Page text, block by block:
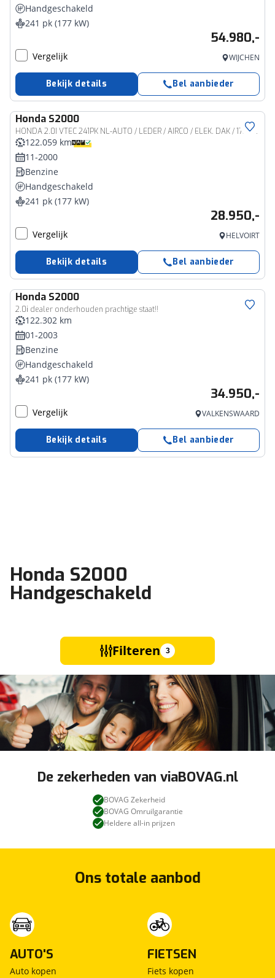
Handgeschakeld
241 pk (177 kW)
54.980,-
Vergelijk WIJCHEN
Bekijk details Bel aanbieder
Honda S2000
HONDA 2.0I VTEC 241PK NL-AUTO / LEDER / AIRCO / ELEK. DAK / 17&#39;&#39; LM-VELGEN / ELEK. RAMEN / METALLIC
122.059 km
11-2000
Benzine
Handgeschakeld
241 pk (177 kW)
28.950,-
Vergelijk HELVOIRT
Bekijk details Bel aanbieder
Honda S2000
2.0i dealer onderhouden prachtige staat!!
122.302 km
01-2003
Benzine
Handgeschakeld
241 pk (177 kW)
34.950,-
Vergelijk VALKENSWAARD
Bekijk details Bel aanbieder
Honda S2000
Handgeschakeld
Filteren 3
De zekerheden van viaBOVAG.nl
BOVAG Zekerheid
BOVAG Omruilgarantie
Heldere all-in prijzen
Ons totale aanbod
AUTO'S
Auto kopen
FIETSEN
Fiets kopen